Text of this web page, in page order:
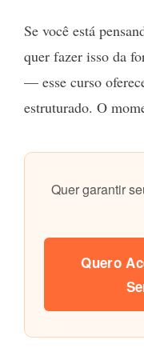
Se você está
quer fazer isso da
— esse curso
estruturado. O
Quer garantir
Quero